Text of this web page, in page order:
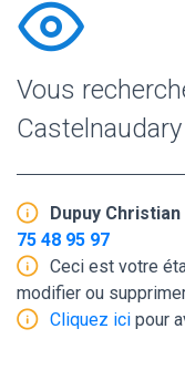
Vous
Castelnaudary
Dupuy
75 48 95 97
Ceci est votre
modifier ou
Cliquez ici pour